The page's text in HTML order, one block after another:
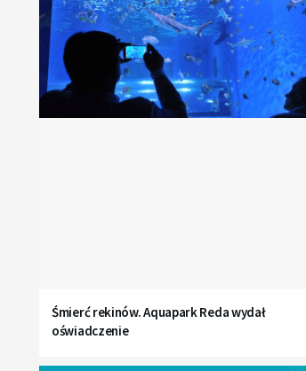
Śmierć rekinów. Aquapark Reda wydał
oświadczenie